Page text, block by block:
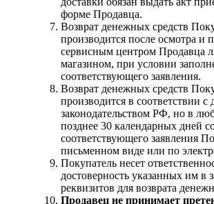
форме Продавца.
Возврат денежных средств
производится после осмотра и
сервисным центром Продавца
магазином, при условии
соответствующего заявления.
Возврат денежных средств
производится в соответствии
законодательством РФ, но в
позднее 30 календарных дней
соответствующего заявления
письменном виде или по
Покупатель несет
достоверность указанных им в
реквизитов для возврата
Продавец не принимает